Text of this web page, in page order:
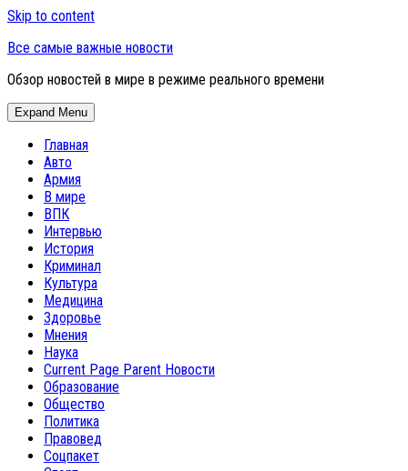
Skip to content
Все самые важные новости
Обзор новостей в мире в режиме реального времени
Expand Menu
Главная
Авто
Армия
В мире
ВПК
Интервью
История
Криминал
Культура
Медицина
Здоровье
Мнения
Наука
Current Page Parent Новости
Образование
Общество
Политика
Правовед
Соцпакет